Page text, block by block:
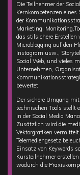
Die Teilnehmer der
Kernkompetenzen
der
Marketing,
das stilsichere Erstellen
Microblogging auf den
Instagram usw.,
Social Web, und vieles
Unternehmen,
bewertet.
Der sichere Umgang
technischen Tools stellt
in der Social Media
Zusätzlich wird die
Vektorgrafiken
Telemediengesetz
Einsatz von Keywords
Kursteilnehmer erstellen
wodurch die